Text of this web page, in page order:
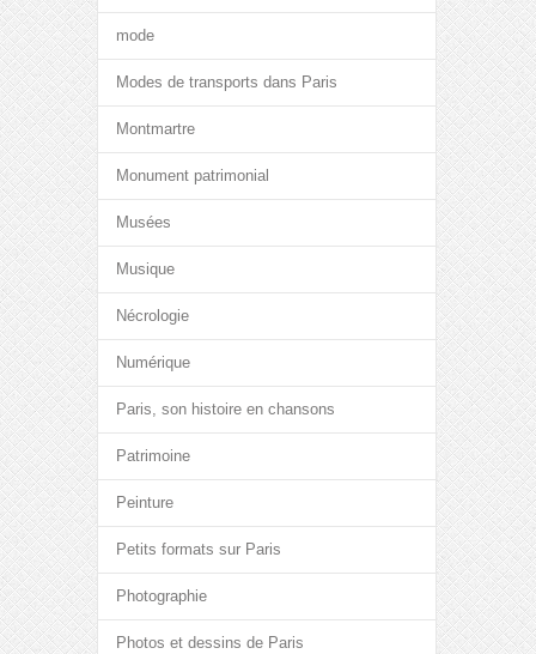
mode
Modes de transports dans Paris
Montmartre
Monument patrimonial
Musées
Musique
Nécrologie
Numérique
Paris, son histoire en chansons
Patrimoine
Peinture
Petits formats sur Paris
Photographie
Photos et dessins de Paris